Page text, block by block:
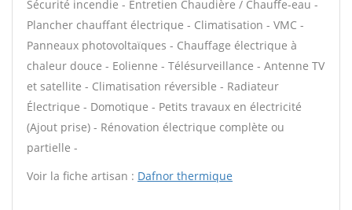
Sécurité incendie - Entretien Chaudière / Chauffe-eau -
Plancher chauffant électrique - Climatisation - VMC -
Panneaux photovoltaïques - Chauffage électrique à
chaleur douce - Eolienne - Télésurveillance - Antenne TV
et satellite - Climatisation réversible - Radiateur
Électrique - Domotique - Petits travaux en électricité
(Ajout prise) - Rénovation électrique complète ou
partielle -
Voir la fiche artisan : Dafnor thermique